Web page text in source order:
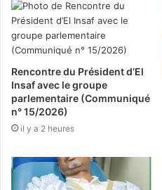
Rencontre du Président d’El
Insaf avec le groupe
parlementaire (Communiqué
n° 15/2026)
il y a 2 heures